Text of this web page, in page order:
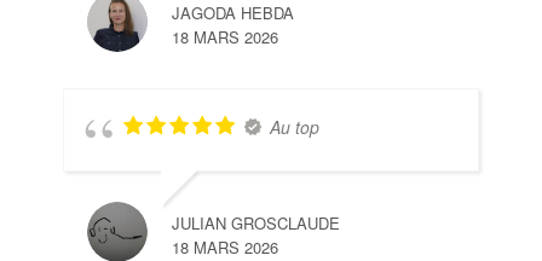
JAGODA HEBDA
18 MARS 2026
Au top
JULIAN GROSCLAUDE
18 MARS 2026